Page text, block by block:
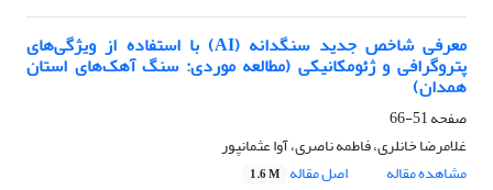
معرفی شاخص جدید سنگدانه (AI) با استفاده از ویژگی‌های
پتروگرافی و ژئومکانیکی (مطالعه موردی: سنگ آهک‌های استان
همدان)
صفحه51-66
غلامرضا خانلری، فاطمه ناصری، آوا عثمان­پور
مشاهده مقاله
اصل مقاله 1.6 M